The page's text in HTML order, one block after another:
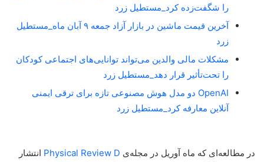
را شگفت‌زده کرد_مستطیل زرد
آخرین قیمت ماشین در بازار آزاد جمعه ۹ آبان ماه_مستطیل
زرد
مشکلات مالی والدین می‌تواند توانایی‌های اجتماعی کودکان
را تحت‌تأثیر قرار دهد_مستطیل زرد
OpenAI دو مدل هوش مصنوعی تازه برای ترقی ایمنی
آنلاین معارفه کرد_مستطیل زرد
در مطالعه‌ای که ماه آوریل در مجله‌ی Physical Review D انتشار